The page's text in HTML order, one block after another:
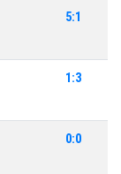
5:1
1:3
0:0